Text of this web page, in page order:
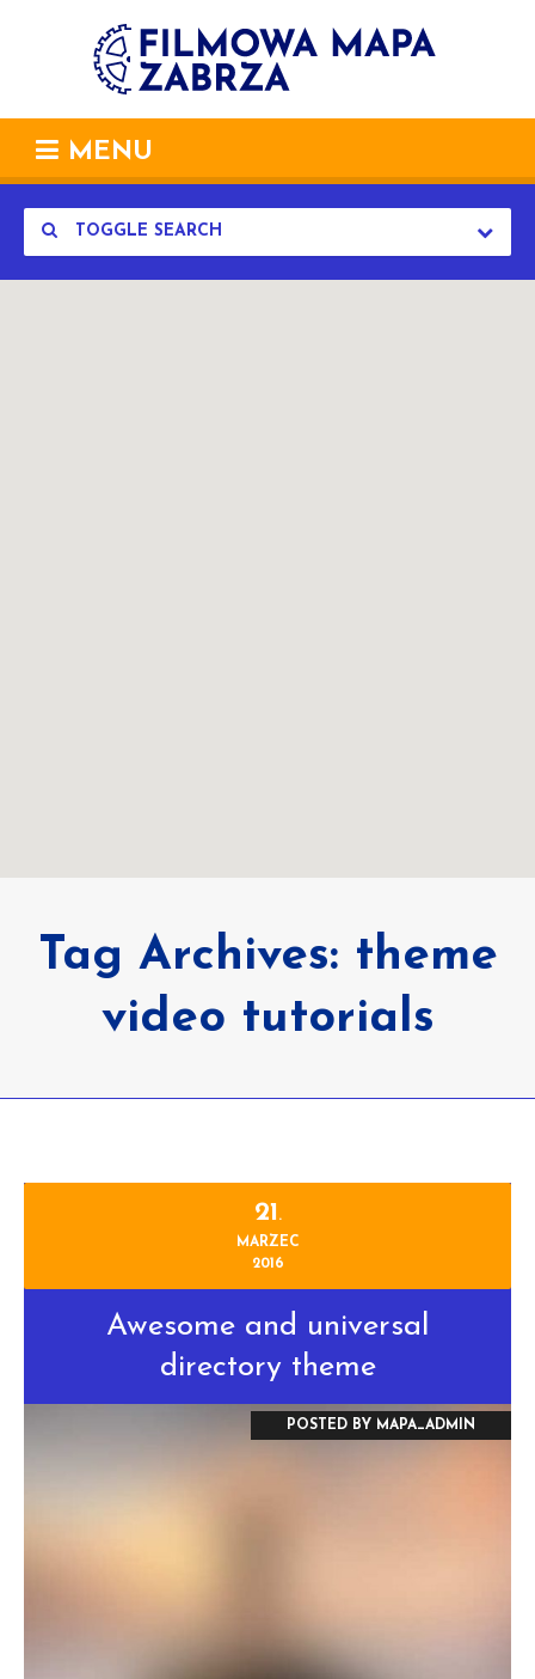
MENU
TOGGLE SEARCH
Tag Archives: theme
video tutorials
21.
MARZEC
2016
Awesome and universal
directory theme
POSTED BY MAPA_ADMIN